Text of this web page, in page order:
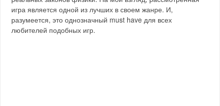
игра является одной из лучших в своем жанре. И,
разумеется, это однозначный must have для всех
любителей подобных игр.